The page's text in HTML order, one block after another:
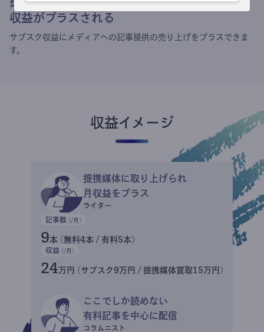
収益がプラスされる
サブスク収益にメディアへの記事提供の売り上げをプラスできま
す。
収益イメージ
提携媒体に取り上げられ
月収益をプラス
ライター
記事数 (/月)
9本 (無料4本 / 有料5本)
収益 (/月)
24万円 (サブスク9万円 / 提携媒体買取15万円)
ここでしか読めない
有料記事を中心に配信
コラムニスト